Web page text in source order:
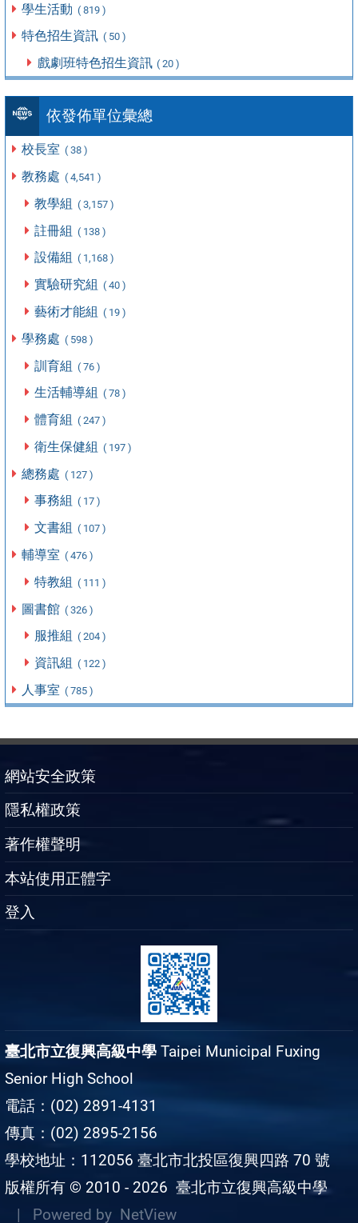
學生活動 ( 819 )
特色招生資訊 ( 50 )
戲劇班特色招生資訊 ( 20 )
依發佈單位彙總
校長室 ( 38 )
教務處 ( 4,541 )
教學組 ( 3,157 )
註冊組 ( 138 )
設備組 ( 1,168 )
實驗研究組 ( 40 )
藝術才能組 ( 19 )
學務處 ( 598 )
訓育組 ( 76 )
生活輔導組 ( 78 )
體育組 ( 247 )
衛生保健組 ( 197 )
總務處 ( 127 )
事務組 ( 17 )
文書組 ( 107 )
輔導室 ( 476 )
特教組 ( 111 )
圖書館 ( 326 )
服推組 ( 204 )
資訊組 ( 122 )
人事室 ( 785 )
網站安全政策
隱私權政策
著作權聲明
本站使用正體字
登入
臺北市立復興高級中學 Taipei Municipal Fuxing
Senior High School
電話：(02) 2891-4131
傳真：(02) 2895-2156
學校地址：112056 臺北市北投區復興四路 70 號
版權所有 © 2010 - 2026 臺北市立復興高級中學
| Powered by NetView